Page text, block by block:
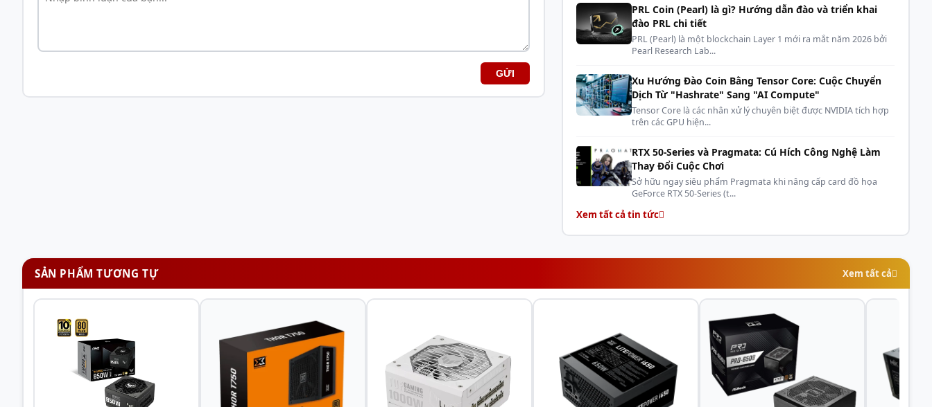
GỬI
PRL Coin (Pearl) là gì? Hướng dẫn đào và triển khai
đào PRL chi tiết
PRL (Pearl) là một blockchain Layer 1 mới ra mắt năm 2026 bởi
Pearl Research Lab...
Xu Hướng Đào Coin Bằng Tensor Core: Cuộc Chuyển
Dịch Từ "Hashrate" Sang "AI Compute"
Tensor Core là các nhân xử lý chuyên biệt được NVIDIA tích hợp
trên các GPU hiện...
RTX 50-Series và Pragmata: Cú Hích Công Nghệ Làm
Thay Đổi Cuộc Chơi
Sở hữu ngay siêu phẩm Pragmata khi nâng cấp card đồ họa
GeForce RTX 50-Series (t...
Xem tất cả tin tức
SẢN PHẨM TƯƠNG TỰ Xem tất cả